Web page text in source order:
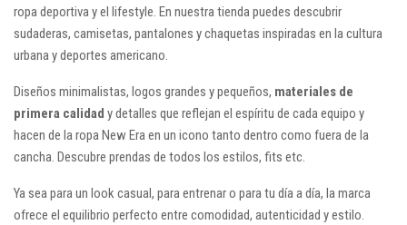
ropa deportiva y el lifestyle. En nuestra tienda puedes descubrir
sudaderas, camisetas, pantalones y chaquetas inspiradas en la cultura
urbana y deportes americano.
Diseños minimalistas, logos grandes y pequeños, materiales de
primera calidad y detalles que reflejan el espíritu de cada equipo y
hacen de la ropa New Era en un icono tanto dentro como fuera de la
cancha. Descubre prendas de todos los estilos, fits etc.
Ya sea para un look casual, para entrenar o para tu día a día, la marca
ofrece el equilibrio perfecto entre comodidad, autenticidad y estilo.